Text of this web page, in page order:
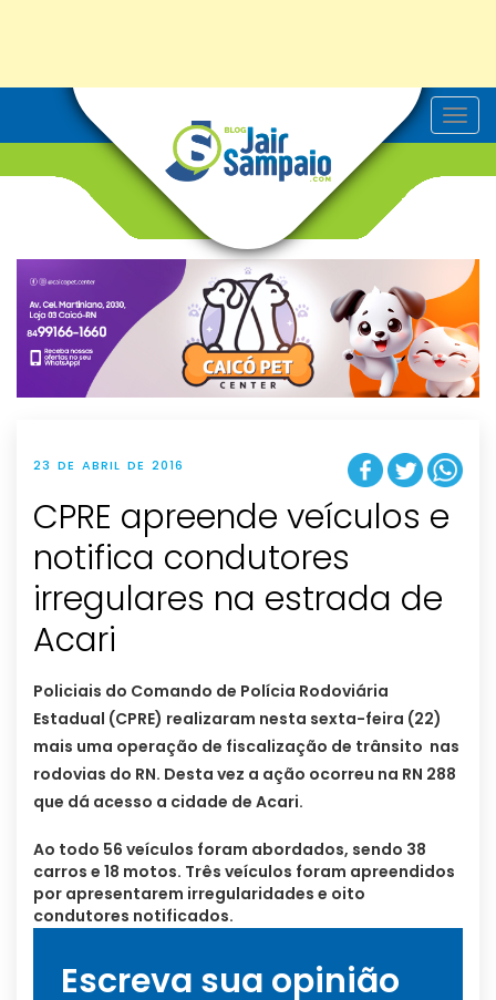
T
o
v
g
t
i
o
n
23 DE ABRIL DE 2016
CPRE apreende veículos e
notifica condutores
irregulares na estrada de
Policiais do Comando de Polícia Rodoviária
Estadual (CPRE) realizaram nesta sexta-feira (22)
mais uma operação de fiscalização de trânsito nas
rodovias do RN. Desta vez a ação ocorreu na RN 288
que dá acesso a cidade de Acari.
Ao todo 56 veículos foram abordados, sendo 38
carros e 18 motos. Três veículos foram apreendidos
por apresentarem irregularidades e oito
condutores notificados.
Escreva sua opinião